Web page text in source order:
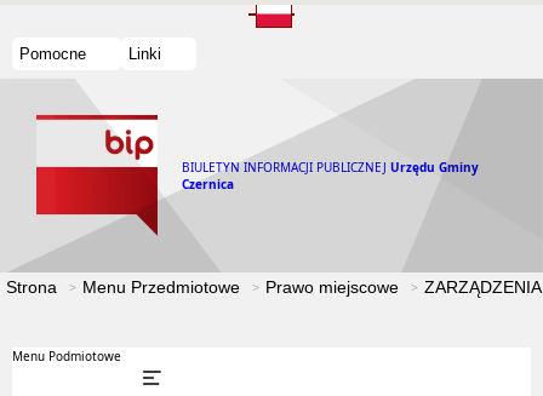
Pomocne Linki
BIULETYN INFORMACJI PUBLICZNEJ Urzędu Gminy
Czernica
Strona Menu Przedmiotowe Prawo miejscowe
Menu Podmiotowe